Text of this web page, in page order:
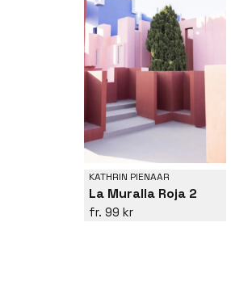
KATHRIN PIENAAR
La Muralla Roja 2
99 kr